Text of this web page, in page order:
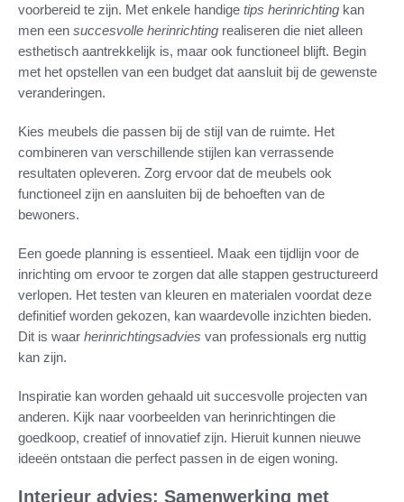
voorbereid te zijn. Met enkele handige tips herinrichting kan
men een succesvolle herinrichting realiseren die niet alleen
esthetisch aantrekkelijk is, maar ook functioneel blijft. Begin
met het opstellen van een budget dat aansluit bij de gewenste
veranderingen.
Kies meubels die passen bij de stijl van de ruimte. Het
combineren van verschillende stijlen kan verrassende
resultaten opleveren. Zorg ervoor dat de meubels ook
functioneel zijn en aansluiten bij de behoeften van de
bewoners.
Een goede planning is essentieel. Maak een tijdlijn voor de
inrichting om ervoor te zorgen dat alle stappen gestructureerd
verlopen. Het testen van kleuren en materialen voordat deze
definitief worden gekozen, kan waardevolle inzichten bieden.
Dit is waar herinrichtingsadvies van professionals erg nuttig
kan zijn.
Inspiratie kan worden gehaald uit succesvolle projecten van
anderen. Kijk naar voorbeelden van herinrichtingen die
goedkoop, creatief of innovatief zijn. Hieruit kunnen nieuwe
ideeën ontstaan die perfect passen in de eigen woning.
Interieur advies: Samenwerking met